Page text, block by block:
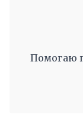
Помогаю